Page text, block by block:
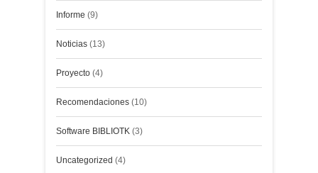
Informe (9)
Noticias (13)
Proyecto (4)
Recomendaciones (10)
Software BIBLIOTK (3)
Uncategorized (4)